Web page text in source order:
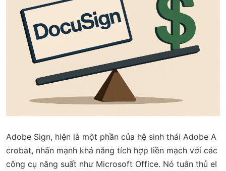
Adobe Sign, hiện là một phần của hệ sinh thái Adobe A
crobat, nhấn mạnh khả năng tích hợp liền mạch với các
công cụ năng suất như Microsoft Office. Nó tuân thủ eI